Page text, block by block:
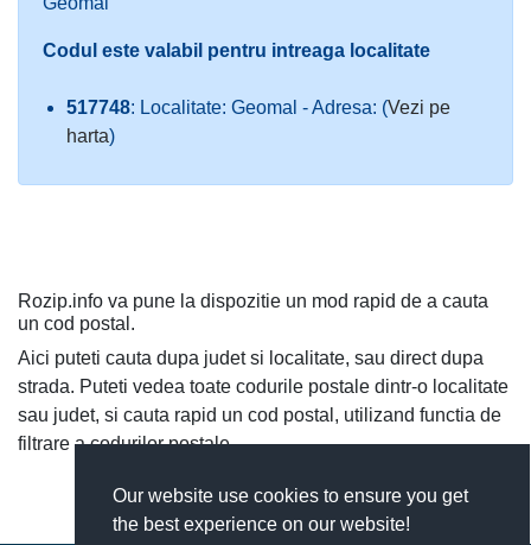
Our website use cookies to ensure you get
the best experience on our website!
Codul este valabil pentru intreaga localitate
517748: Localitate: Geomal - Adresa: (Vezi pe
harta)
Rozip.info va pune la dispozitie un mod rapid de a cauta
un cod postal.
Aici puteti cauta dupa judet si localitate, sau direct dupa
strada. Puteti vedea toate codurile postale dintr-o localitate
sau judet, si cauta rapid un cod postal, utilizand functia de
filtrare a codurilor postale.